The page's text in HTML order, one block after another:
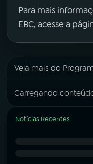
Para mais
EBC, acesse a
Veja mais do
Carregando
Notícias Recentes